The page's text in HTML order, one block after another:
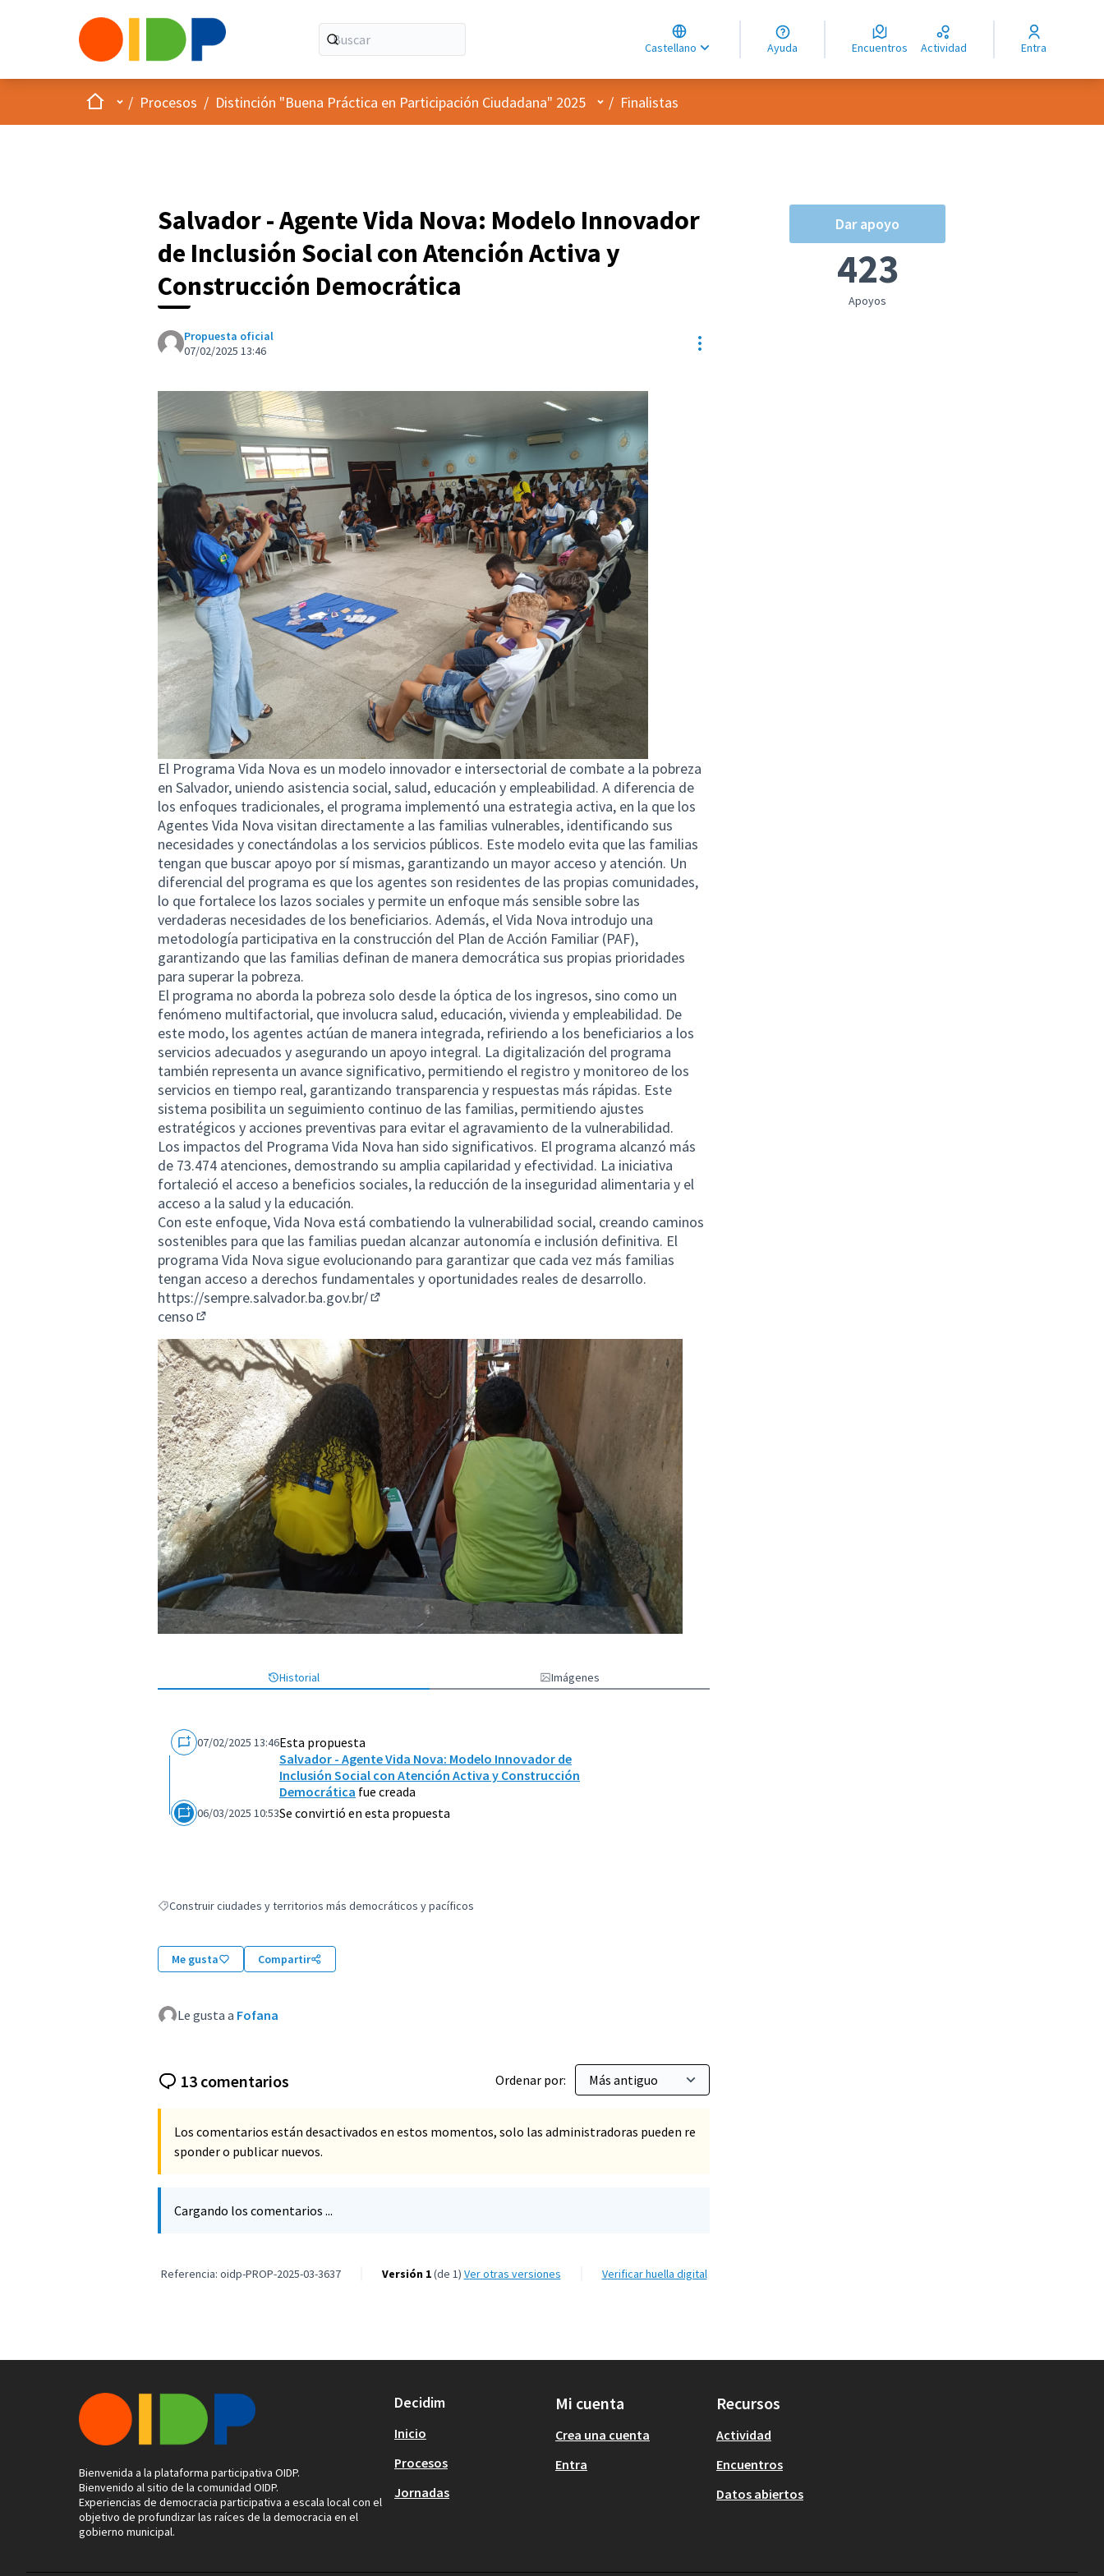
Castellano
Choose language
Choisir la langue
Elegir el idioma
Ayuda Encuentros Actividad Entra
InicioMenú principal
/ Procesos / Distinción "Buena Práctica en Participación Ciudadana" 2025 Menú de usuario
/ Finalistas
Salvador - Agente Vida Nova: Modelo Innovador
de Inclusión Social con Atención Activa y
Construcción Democrática
Propuesta oficial
07/02/2025 13:46
Controles de recursos
El Programa Vida Nova es un modelo innovador e intersectorial de combate a la pobreza
en Salvador, uniendo asistencia social, salud, educación y empleabilidad. A diferencia de
los enfoques tradicionales, el programa implementó una estrategia activa, en la que los
Agentes Vida Nova visitan directamente a las familias vulnerables, identificando sus
necesidades y conectándolas a los servicios públicos. Este modelo evita que las familias
tengan que buscar apoyo por sí mismas, garantizando un mayor acceso y atención. Un
diferencial del programa es que los agentes son residentes de las propias comunidades,
lo que fortalece los lazos sociales y permite un enfoque más sensible sobre las
verdaderas necesidades de los beneficiarios. Además, el Vida Nova introdujo una
metodología participativa en la construcción del Plan de Acción Familiar (PAF),
garantizando que las familias definan de manera democrática sus propias prioridades
para superar la pobreza.
El programa no aborda la pobreza solo desde la óptica de los ingresos, sino como un
fenómeno multifactorial, que involucra salud, educación, vivienda y empleabilidad. De
este modo, los agentes actúan de manera integrada, refiriendo a los beneficiarios a los
servicios adecuados y asegurando un apoyo integral. La digitalización del programa
también representa un avance significativo, permitiendo el registro y monitoreo de los
servicios en tiempo real, garantizando transparencia y respuestas más rápidas. Este
sistema posibilita un seguimiento continuo de las familias, permitiendo ajustes
estratégicos y acciones preventivas para evitar el agravamiento de la vulnerabilidad.
Los impactos del Programa Vida Nova han sido significativos. El programa alcanzó más
de 73.474 atenciones, demostrando su amplia capilaridad y efectividad. La iniciativa
fortaleció el acceso a beneficios sociales, la reducción de la inseguridad alimentaria y el
acceso a la salud y la educación.
Con este enfoque, Vida Nova está combatiendo la vulnerabilidad social, creando caminos
sostenibles para que las familias puedan alcanzar autonomía e inclusión definitiva. El
programa Vida Nova sigue evolucionando para garantizar que cada vez más familias
tengan acceso a derechos fundamentales y oportunidades reales de desarrollo.
https://sempre.salvador.ba.gov.br/
censo
Historial Imágenes
07/02/2025 13:46Esta propuesta
Salvador - Agente Vida Nova: Modelo Innovador de
Inclusión Social con Atención Activa y Construcción
Democrática fue creada
06/03/2025 10:53Se convirtió en esta propuesta
Resultados al filtrar por: Construir ciudades y territorios más democráticos y pacíficos
Construir ciudades y territorios más democráticos y pacíficos
Me gusta Compartir
Le gusta a Fofana
Dar apoyo
423
Apoyos
13 comentarios Ordenar por:
Los comentarios están desactivados en estos momentos, solo las administradoras pueden re
sponder o publicar nuevos.
Cargando los comentarios ...
Referencia: oidp-PROP-2025-03-3637 Versión 1(de 1) ver otras versiones Verificar huella digital
Bienvenida a la plataforma participativa OIDP.
Bienvenido al sitio de la comunidad OIDP.
Experiencias de democracia participativa a escala local con el
objetivo de profundizar las raíces de la democracia en el
gobierno municipal.
Decidim
Inicio
Procesos
Jornadas
Mi cuenta
Crea una cuenta
Entra
Recursos
Actividad
Encuentros
Datos abiertos